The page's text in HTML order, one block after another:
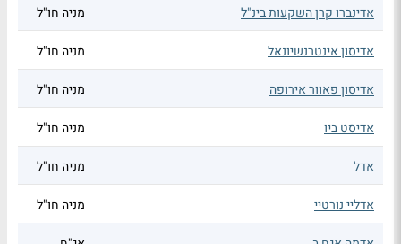
אדינברו קרן השקעות בינ"ל מניה חו"ל
אדיסון אינטרנשיונאל מניה חו"ל
אדיסון פאוור אירופה מניה חו"ל
אדיסט ביו מניה חו"ל
אדל מניה חו"ל
אדליי נורטיי מניה חו"ל